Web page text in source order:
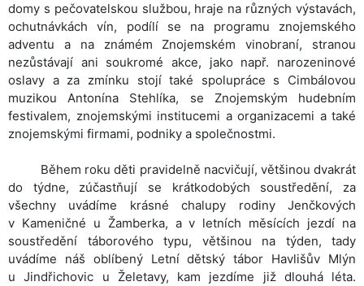
domy s pečovatelskou službou, hraje na různých výstavách,
ochutnávkách vín, podílí se na programu znojemského
adventu a na známém Znojemském vinobraní, stranou
nezůstávají ani soukromé akce, jako např. narozeninové
oslavy a za zmínku stojí také spolupráce s Cimbálovou
muzikou Antonína Stehlíka, se Znojemským hudebním
festivalem, znojemskými institucemi a organizacemi a také
znojemskými firmami, podniky a společnostmi.
Během roku děti pravidelně nacvičují, většinou dvakrát
do týdne, zúčastňují se krátkodobých soustředění, za
všechny uvádíme krásné chalupy rodiny Jenčkových
v Kameničné u Žamberka, a v letních měsících jezdí na
soustředění táborového typu, většinou na týden, tady
uvádíme náš oblíbený Letní dětský tábor Havlišův Mlýn
u Jindřichovic u Želetavy, kam jezdíme již dlouhá léta.